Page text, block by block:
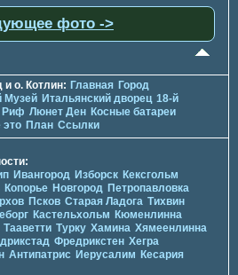
фото ->
и о. Котлин: Главная Город
Музей Итальянский дворец 18-й
Риф Люнет Ден Косные батареи
это План Ссылки
Ивангород Изборск Кексгольм
Копорье Новгород Петропавловка
Псков Старая Ладога Тихвин
Кастельхольм Кюменлинна
Тааветти Турку Хамина Хямеенлинна
Фредрикстен Хегра
Антипатрис Иерусалим Кесария